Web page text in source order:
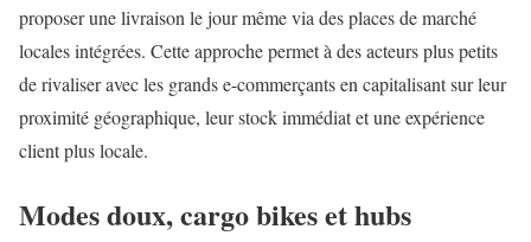
proposer une livraison le jour même via des places de marché
locales intégrées. Cette approche permet à des acteurs plus petits
de rivaliser avec les grands e-commerçants en capitalisant sur leur
proximité géographique, leur stock immédiat et une expérience
client plus locale.
Modes doux, cargo bikes et hubs